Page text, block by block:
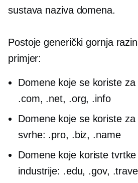
sustava naziva domena.
Postoje generičkigornja
primjer:
Domene koje se koriste
.com, .net, .org, .info
Domene koje se koriste
svrhe: .pro, .biz, .name
Domene koje koriste
industrije: .edu, .gov,